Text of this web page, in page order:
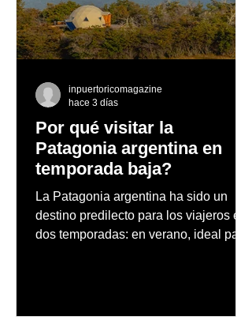
Beer Series reunirá
exclusivas cervezas de
especialidad en un
evento abierto al público
Por qué visitar la
Patagonia argentina en
temporada baja?
La Patagonia argentina ha sido un
destino predilecto para los viajeros en
dos temporadas: en verano, ideal para
inpuertoricomagazine
hace 3 días